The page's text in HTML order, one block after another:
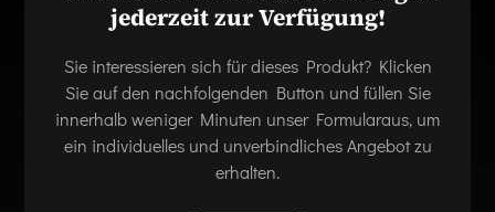
jederzeit zur Verfügung!
Sie interessieren sich für dieses Produkt? Klicken
Sie auf den nachfolgenden Button und füllen Sie
innerhalb weniger Minuten unser Formularaus, um
ein individuelles und unverbindliches Angebot zu
erhalten.